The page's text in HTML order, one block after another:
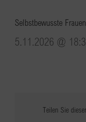
Selbstbewusste
5.11.2026 @
Teilen Sie